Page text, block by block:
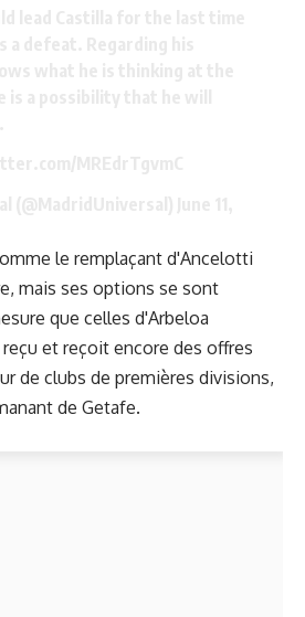
le remplaçant d'Ancelotti
mais ses options se sont
que celles d'Arbeloa
et reçoit encore des offres
de clubs de premières divisions,
de Getafe.